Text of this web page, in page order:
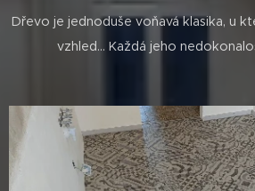
Dřevo je jednoduše voňavá klasika, u
vzhled... Každá jeho